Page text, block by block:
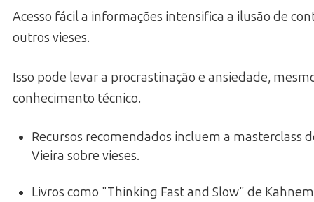
Acesso fácil a informações intensifica a ilusão de
outros vieses.
Isso pode levar a procrastinação e ansiedade,
conhecimento técnico.
Recursos recomendados incluem a masterclass
Vieira sobre vieses.
Livros como "Thinking Fast and Slow" de